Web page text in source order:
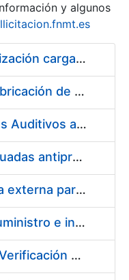
y algunos
Pliego condiciones optimización cargas compras firmado
Acuerdo marco para la fabricación de piezas
Suministro de Protectores Auditivos a medida para las personas trabajadoras de los Centros de Trabajo de Madrid y Burgos
Suministro de gafas graduadas antiproyecciones para los trabajadores de la FNMT-RCM en los centros de trabajo de Madrid y Burgos
Servicios de una empresa externa para el asesoramiento y resolución de los recursos de alzada que se presentan relacionados con procesos de selección para la FNMT-RCM
Acuerdo marco para el suministro e instalación de persianas, estores y otros complementos
Servicio de Calibración y Verificación Externa de los Equipos de Medición del Servicio de Prevención de la FNMT-RCM